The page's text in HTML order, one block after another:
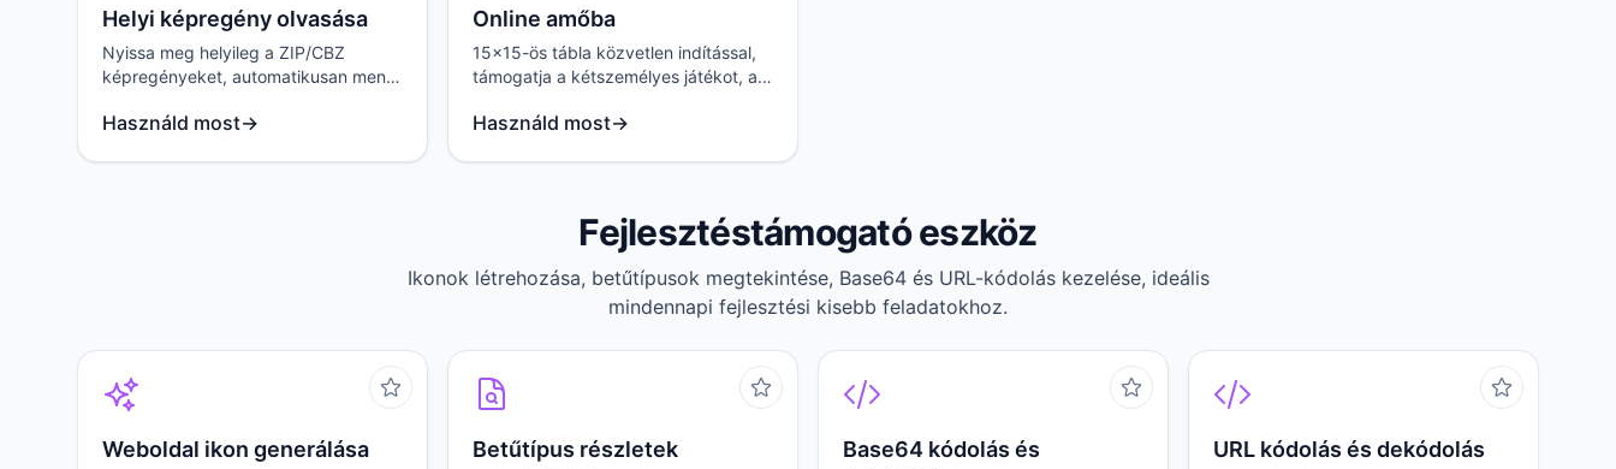
Helyi képregény olvasása
Nyissa meg helyileg a ZIP/CBZ
képregényeket, automatikusan menti
beállításokat.
Használd most→
Online amőba
15x15-ös tábla közvetlen indítással,
támogatja a kétszemélyes játékot, a
folytatást.
Használd most→
Fejlesztéstámogató eszköz
Ikonok létrehozása, betűtípusok megtekintése, Base64 és URL-kódolás kezelése, ideális
mindennapi fejlesztési kisebb feladatokhoz.
Weboldal ikon generálása
Betűtípus részletek
Base64 kódolás és
URL kódolás és dekódolás